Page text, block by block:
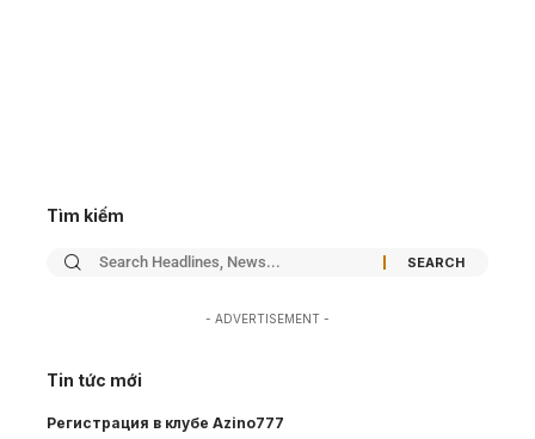
Tìm kiếm
- ADVERTISEMENT -
Tin tức mới
Регистрация в клубе Azino777